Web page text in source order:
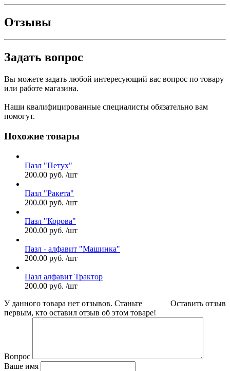
Отзывы
Задать вопрос
Вы можете задать любой интересующий вас вопрос по товару
или работе магазина.
Наши квалифицированные специалисты обязательно вам
помогут.
Похожие товары
Пазл "Петух"
200.00 руб. /шт
Пазл "Ракета"
200.00 руб. /шт
Пазл "Корова"
200.00 руб. /шт
Пазл - алфавит "Машинка"
200.00 руб. /шт
Пазл алфавит Трактор
200.00 руб. /шт
Оставить отзыв
У данного товара нет отзывов. Станьте
первым, кто оставил отзыв об этом товаре!
Вопрос
Ваше имя